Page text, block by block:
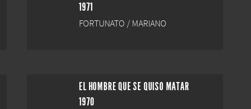
1971
FORTUNATO / MARIANO
EL HOMBRE QUE SE QUISO MATAR
1970